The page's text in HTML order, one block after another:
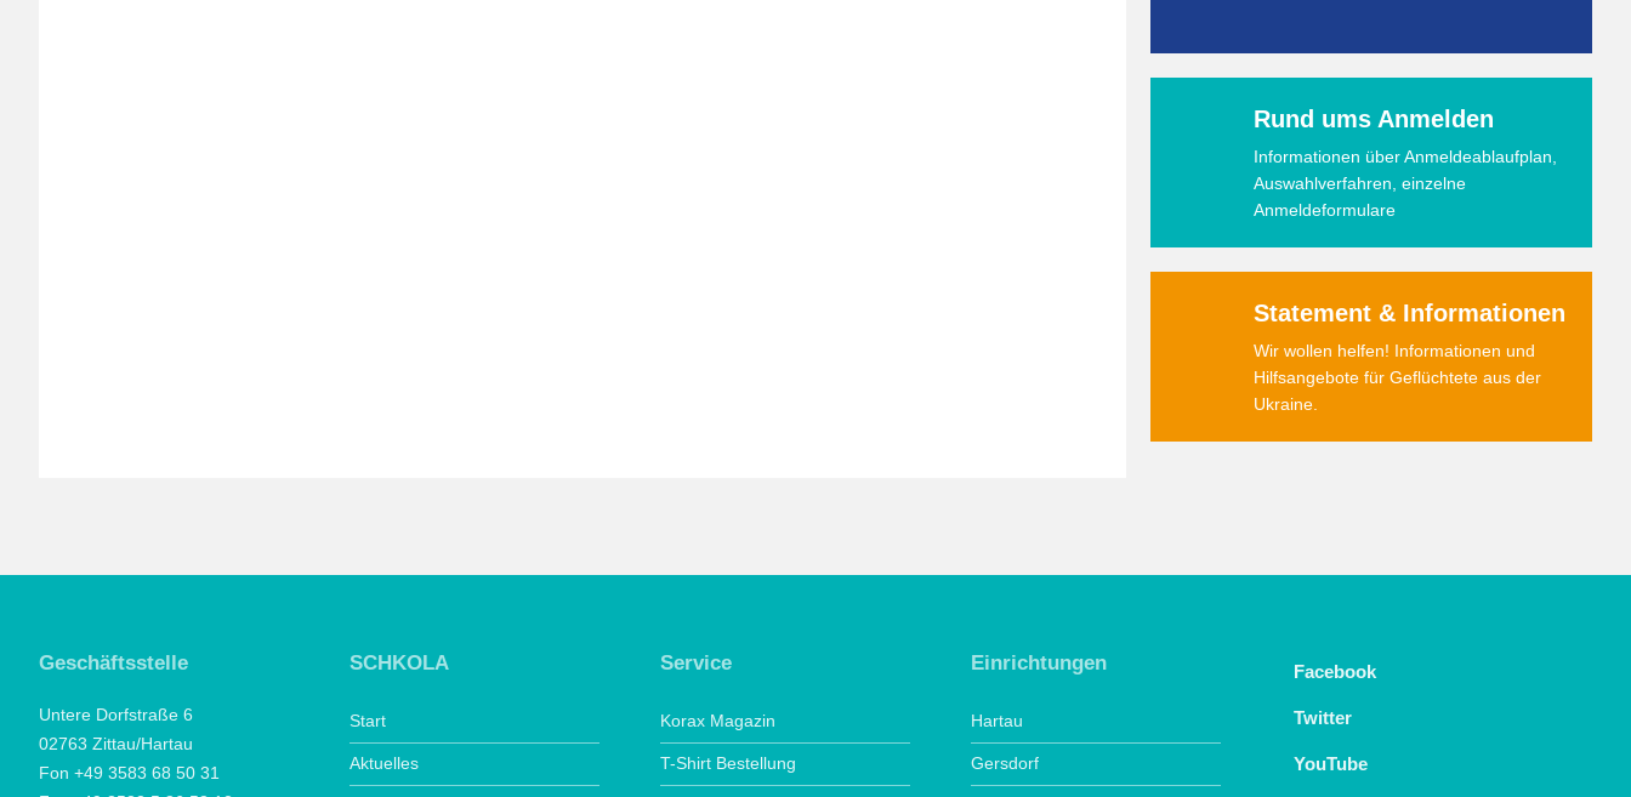
Rund ums Anmelden
Informationen über Anmeldeablaufplan,
Auswahlverfahren, einzelne
Anmeldeformulare
Statement & Informationen
Wir wollen helfen! Informationen und
Hilfsangebote für Geflüchtete aus der
Ukraine.
Geschäftsstelle
Untere Dorfstraße 6
02763 Zittau/Hartau
Fon +49 3583 68 50 31
SCHKOLA
Start
Aktuelles
Service
Korax Magazin
T-Shirt Bestellung
Einrichtungen
Hartau
Gersdorf
Facebook
Twitter
YouTube